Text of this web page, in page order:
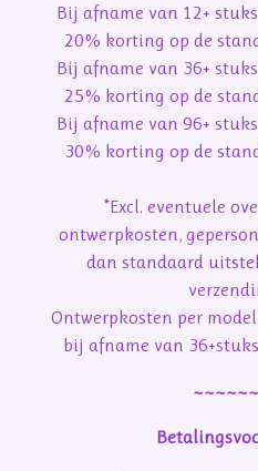
Bij afname van 12+
20% korting op de
Bij afname van 36+
25% korting op de
Bij afname van 96+
30% korting op de
*Excl. eventuele
ontwerpkosten,
dan standaard
Ontwerpkosten per
bij afname van